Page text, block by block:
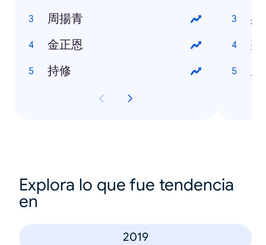
周揚青
金正恩
持修
吳
拜
Explora lo que fue tendencia
en
2019